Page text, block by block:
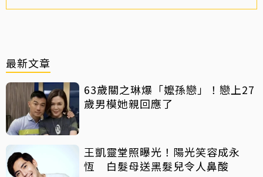
最新文章
63歲關之琳爆「嬤孫戀」！戀上27
歲男模她親回應了
王凱靈堂照曝光！陽光笑容成永
恆 白髮母送黑髮兒令人鼻酸